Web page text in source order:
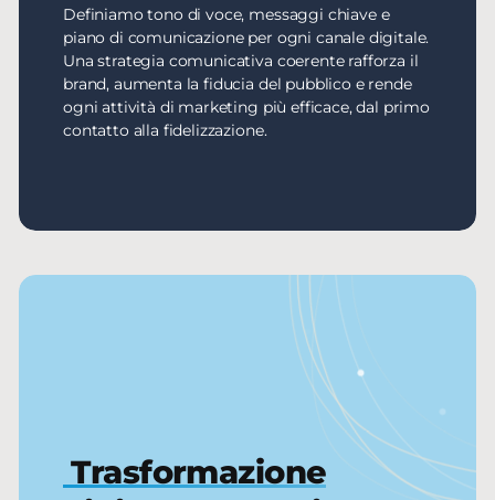
Definiamo tono di voce, messaggi chiave e
piano di comunicazione per ogni canale digitale.
Una strategia comunicativa coerente rafforza il
brand, aumenta la fiducia del pubblico e rende
ogni attività di marketing più efficace, dal primo
contatto alla fidelizzazione.
Trasformazione